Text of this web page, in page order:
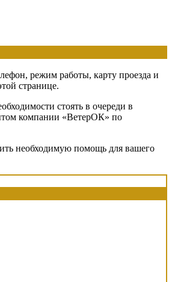
режим работы, карту проезда и
странице.
стоять в очереди в
компании «ВетерОК» по
необходимую помощь для вашего